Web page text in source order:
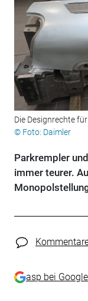
Die Designrechte
© Foto: Daimler
Parkrempler
immer teurer.
asp bei